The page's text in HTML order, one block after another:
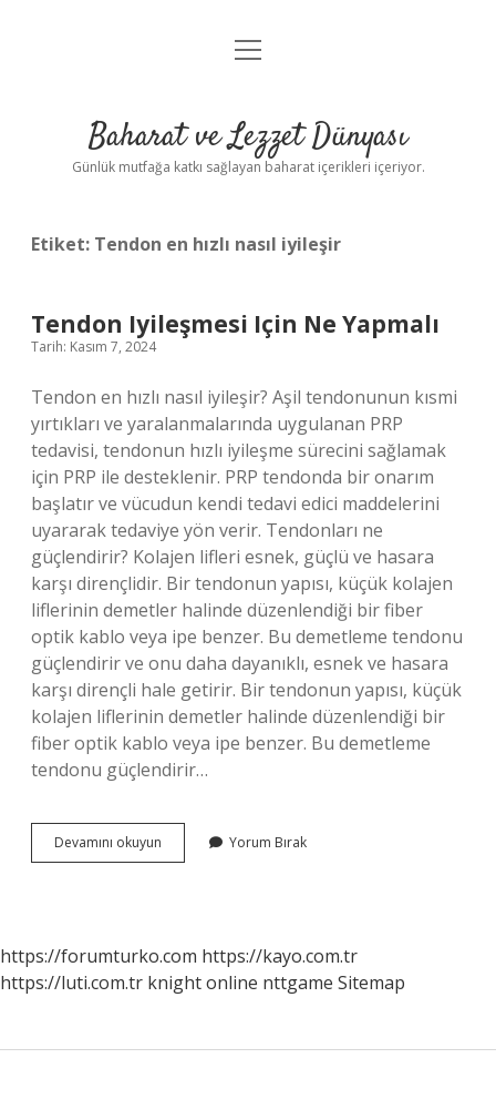
Anasayfa
Yasal Uyarı
menüyü
Baharat ve Lezzet Dünyası
Günlük mutfağa katkı sağlayan baharat içerikleri içeriyor.
Etiket: Tendon en hızlı nasıl iyileşir
Tendon Iyileşmesi Için Ne Yapmalı
Tarih: Kasım 7, 2024
Tendon en hızlı nasıl iyileşir? Aşil tendonunun kısmi
yırtıkları ve yaralanmalarında uygulanan PRP
tedavisi, tendonun hızlı iyileşme sürecini sağlamak
için PRP ile desteklenir. PRP tendonda bir onarım
başlatır ve vücudun kendi tedavi edici maddelerini
uyararak tedaviye yön verir. Tendonları ne
güçlendirir? Kolajen lifleri esnek, güçlü ve hasara
karşı dirençlidir. Bir tendonun yapısı, küçük kolajen
liflerinin demetler halinde düzenlendiği bir fiber
optik kablo veya ipe benzer. Bu demetleme tendonu
güçlendirir ve onu daha dayanıklı, esnek ve hasara
karşı dirençli hale getirir. Bir tendonun yapısı, küçük
kolajen liflerinin demetler halinde düzenlendiği bir
fiber optik kablo veya ipe benzer. Bu demetleme
tendonu güçlendirir…
Devamını okuyun
Iyileşmesi
Yorum Bırak
https://forumturko.com https://kayo.com.tr
https://luti.com.tr knight online nttgame Sitemap